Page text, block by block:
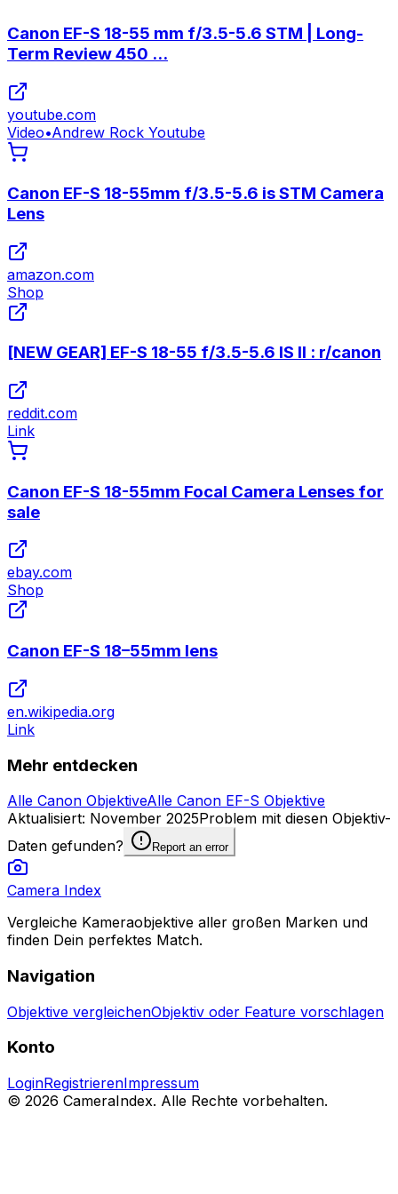
Canon EF-S 18-55 mm f/3.5-5.6 STM | Long-
Term Review 450 ...
youtube.com
Video•Andrew Rock Youtube
Canon EF-S 18-55mm f/3.5-5.6 is STM Camera
Lens
amazon.com
Shop
[NEW GEAR] EF-S 18-55 f/3.5-5.6 IS II : r/canon
reddit.com
Link
Canon EF-S 18-55mm Focal Camera Lenses for
sale
ebay.com
Shop
Canon EF-S 18–55mm lens
en.wikipedia.org
Link
Mehr entdecken
Alle Canon ObjektiveAlle Canon EF-S Objektive
Aktualisiert: November 2025Problem mit diesen Objektiv-
Daten gefunden?
Report an error
Camera Index
Vergleiche Kameraobjektive aller großen Marken und
finden Dein perfektes Match.
Navigation
Objektive vergleichenObjektiv oder Feature vorschlagen
Konto
LoginRegistrierenImpressum
© 2026 CameraIndex. Alle Rechte vorbehalten.